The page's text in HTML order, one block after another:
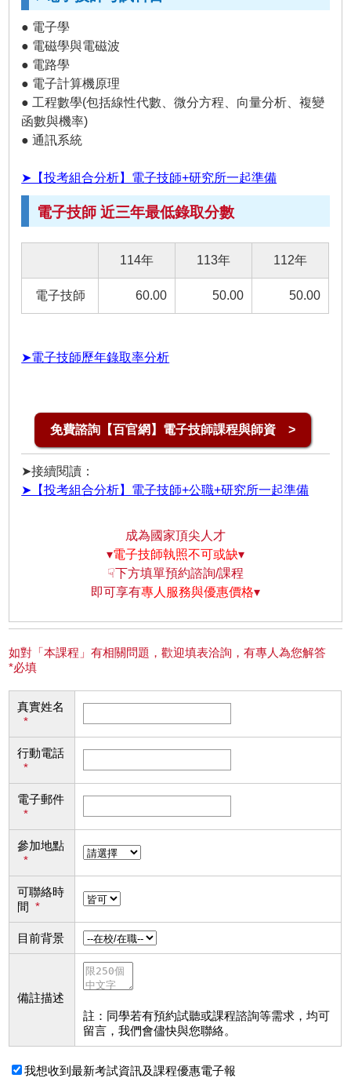
● 電子學
● 電磁學與電磁波
● 電路學
● 電子計算機原理
● 工程數學(包括線性代數、微分方程、向量分析、複變
函數與機率)
● 通訊系統
➤【投考組合分析】電子技師+研究所一起準備
電子技師 近三年最低錄取分數
114年 113年 112年
電子技師 60.00 50.00 50.00
➤電子技師歷年錄取率分析
免費諮詢【百官網】電子技師課程與師資 >
➤接續閱讀：
➤【投考組合分析】電子技師+公職+研究所一起準備
成為國家頂尖人才
▾電子技師執照不可或缺▾
☟下方填單預約諮詢/課程
即可享有專人服務與優惠價格▾
如對「本課程」有相關問題，歡迎填表洽詢，有專人為您解答
*必填
真實姓名
*
行動電話
*
電子郵件
*
參加地點
*
可聯絡時
間 *
目前背景
備註描述
註：同學若有預約試聽或課程諮詢等需求，均可
留言，我們會儘快與您聯絡。
我想收到最新考試資訊及課程優惠電子報